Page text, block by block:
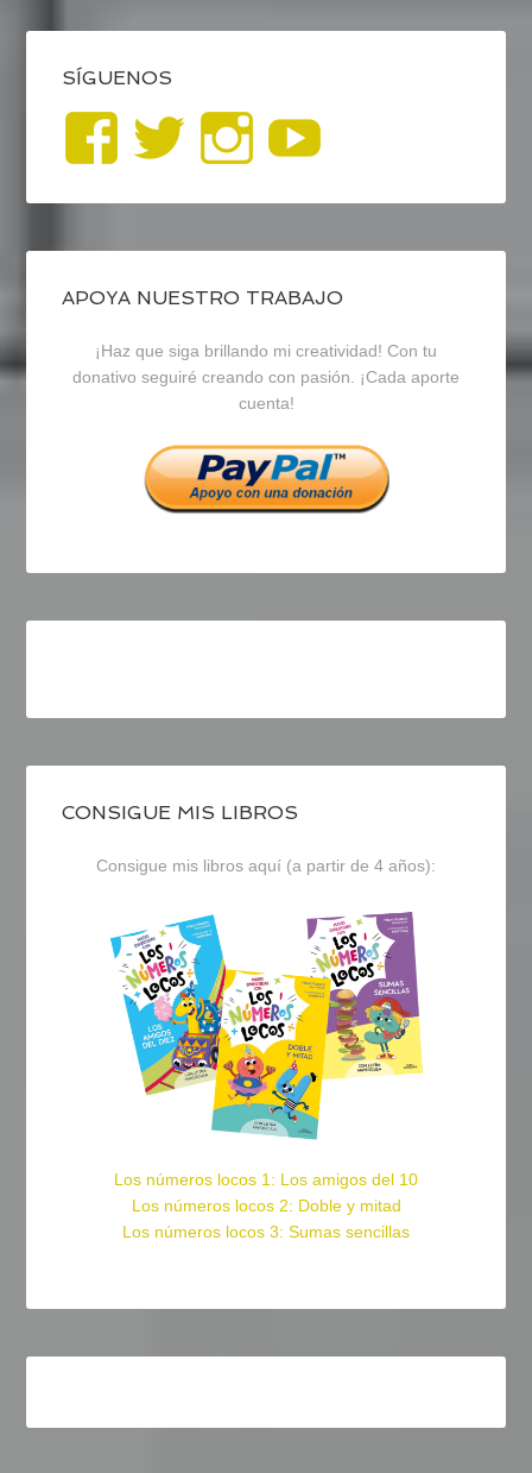
SÍGUENOS
Ver
perfil
de
blogrecursosep
en
Facebook
Ver
perfil
de
recursosep
en
Twitter
Ver
perfil
de
recursosep
en
Instagram
APOYA NUESTRO TRABAJO
¡Haz que siga brillando mi creatividad! Con tu
donativo seguiré creando con pasión. ¡Cada aporte
cuenta!
CONSIGUE MIS LIBROS
Consigue mis libros aquí (a partir de 4 años):
Los números locos 1: Los amigos del 10
Los números locos 2: Doble y mitad
Los números locos 3: Sumas sencillas